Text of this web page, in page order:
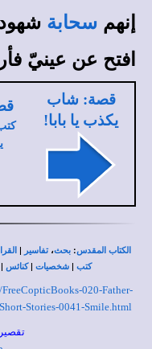
إنهم سحابة
افتح عن عينيّ
قصة: شاب
يكذب يا بابا!
الكتاب المقدس: بحث،تفاسير |
كتب | شخصيات |كنائس |
020-Father-
Stories-0041-Smile.html